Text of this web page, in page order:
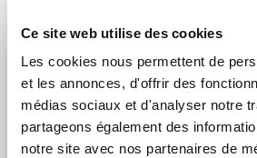
Ce site web utilise des cookies
Les cookies nous permettent de
et les annonces, d'offrir des
médias sociaux et d'analyser notre
partageons également des
notre site avec nos partenaires de
RESTEZ
Prénom Nom